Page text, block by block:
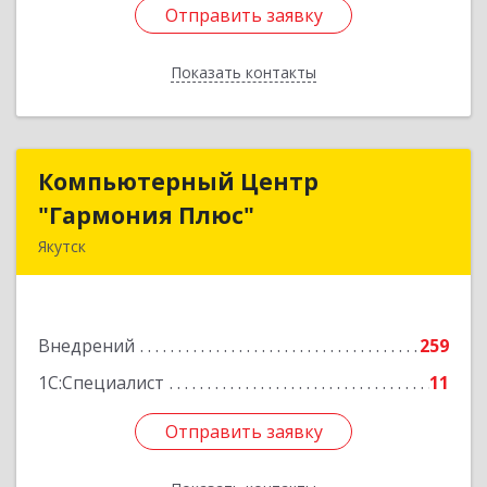
Отправить заявку
Показать контакты
Отправить заявку
Назад
Компьютерный Центр
"Гармония Плюс"
Якутск
Внедрений
259
1С:Специалист
11
Отправить заявку
Компьютерный Центр
"Гармония Плюс"
Подробнее
Отправить заявку